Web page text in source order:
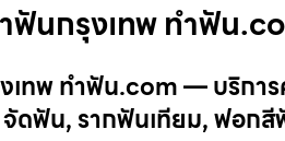
นกรุงเทพ ทำฟัน
ทพ ทำฟัน.com — บริการ
ดฟัน, รากฟันเทียม, ฟอก